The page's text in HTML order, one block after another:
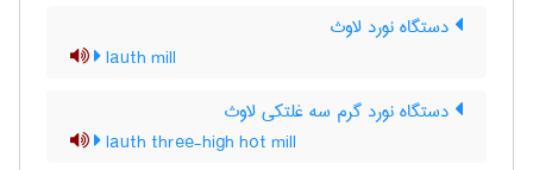
دستگاه نورد لاوث
lauth mill
دستگاه نورد گرم سه غلتکی لاوث
lauth three-high hot mill